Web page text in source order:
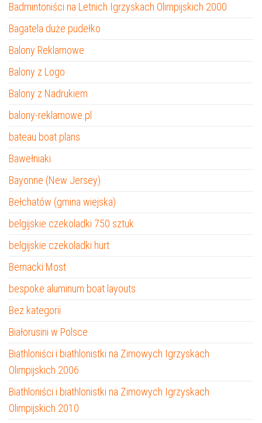
Badmintoniści na Letnich Igrzyskach Olimpijskich 2000
Bagatela duże pudełko
Balony Reklamowe
Balony z Logo
Balony z Nadrukiem
balony-reklamowe.pl
bateau boat plans
Bawełniaki
Bayonne (New Jersey)
Bełchatów (gmina wiejska)
belgijskie czekoladki 750 sztuk
belgijskie czekoladki hurt
Bernacki Most
bespoke aluminum boat layouts
Bez kategorii
Białorusini w Polsce
Biathloniści i biathlonistki na Zimowych Igrzyskach
Olimpijskich 2006
Biathloniści i biathlonistki na Zimowych Igrzyskach
Olimpijskich 2010